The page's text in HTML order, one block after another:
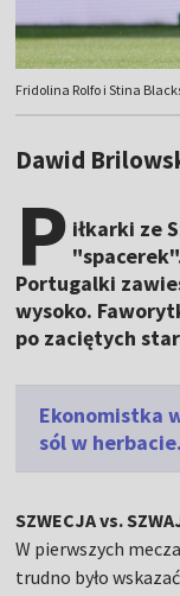
Fridolina Rolfo i Stina
Dawid
P iłkarki ze
Portugalki
wysoko.
po zaciętych
Ekonomistka
sól w
SZWECJA vs.
W pierwszych
trudno było